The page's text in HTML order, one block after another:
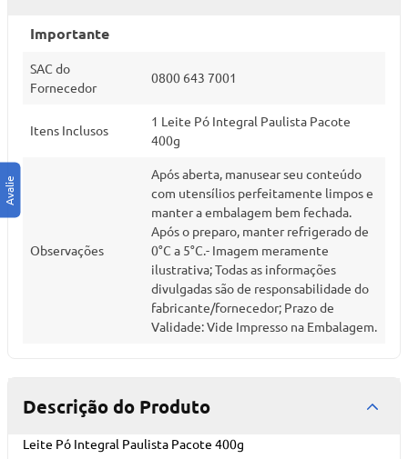
Importante
SAC do
Fornecedor
0800 643 7001
Itens Inclusos
1 Leite Pó Integral Paulista Pacote
400g
Observações
Após aberta, manusear seu conteúdo
com utensílios perfeitamente limpos e
manter a embalagem bem fechada.
Após o preparo, manter refrigerado de
0°C a 5°C.- Imagem meramente
ilustrativa; Todas as informações
divulgadas são de responsabilidade do
fabricante/fornecedor; Prazo de
Validade: Vide Impresso na Embalagem.
Descrição do Produto
Leite Pó Integral Paulista Pacote 400g